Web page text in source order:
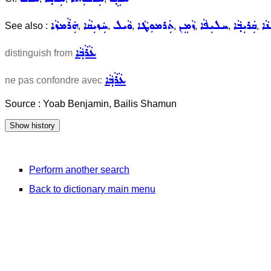
See also : ܗܲܪܵܡܙܵܐ, ܚܲܙܝܼܩܵܐ, ܘܵܝܠ, ܬܲܪܡܘܼܛܵܐ, ܙܵܡܸܢ, ܚܠܝܼܦܵܐ, ܩܲܪܝܼܒ݂ܵܐ,
distinguish from ܥܵܪܵܒ݂ܵܐ
ne pas confondre avec ܥܵܪܵܒ݂ܵܐ
Source : Yoab Benjamin, Bailis Shamun
Perform another search
Back to dictionary main menu